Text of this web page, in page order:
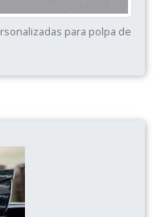
para polpa de